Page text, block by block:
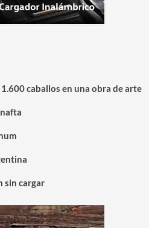
caballos en una obra de arte
sin cargar